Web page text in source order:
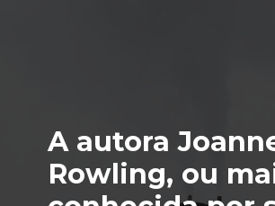
A autora
Rowling, ou